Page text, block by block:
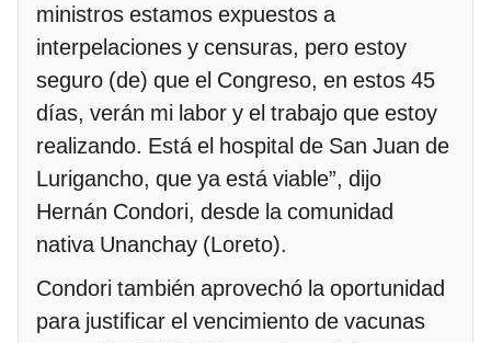
ministros estamos expuestos a
interpelaciones y censuras, pero estoy
seguro (de) que el Congreso, en estos 45
días, verán mi labor y el trabajo que estoy
realizando. Está el hospital de San Juan de
Lurigancho, que ya está viable”, dijo
Hernán Condori, desde la comunidad
nativa Unanchay (Loreto).
Condori también aprovechó la oportunidad
para justificar el vencimiento de vacunas